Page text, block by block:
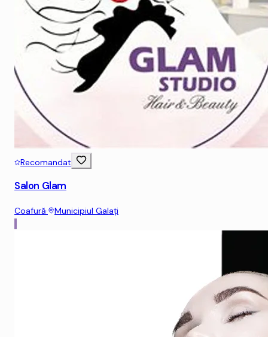
Recomandat
Salon Glam
Coafură· Municipiul Galaţi